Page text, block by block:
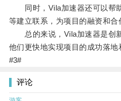
同时，Vila加速器还可以帮
等建立联系，为项目的融资和合
总的来说，Vila加速器是创
他们更快地实现项目的成功落地
#3#
评论